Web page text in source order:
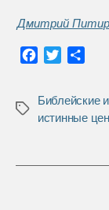
Дмитрий
e
b
t
t
р
а
Метки
Библейские
истинные